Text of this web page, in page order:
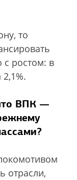
то
ростом: в
ВПК —
отрасли,